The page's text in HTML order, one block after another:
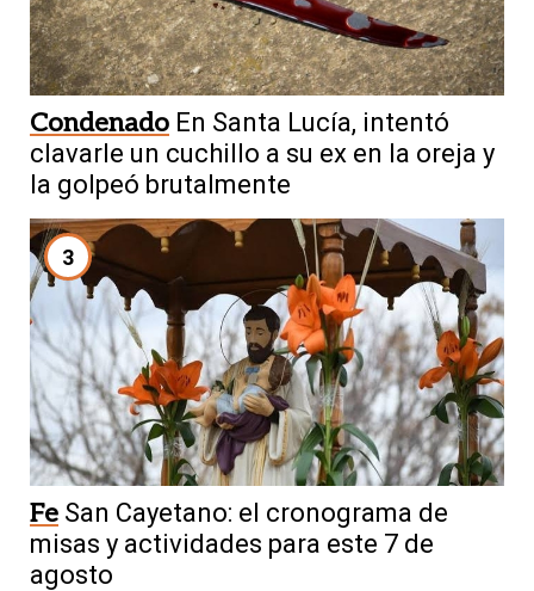
Condenado En Santa Lucía, intentó
clavarle un cuchillo a su ex en la oreja y
la golpeó brutalmente
3
Fe San Cayetano: el cronograma de
misas y actividades para este 7 de
agosto